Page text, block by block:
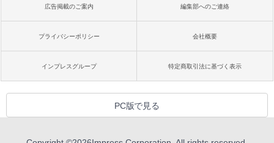
広告掲載のご案内 編集部へのご連絡
プライバシーポリシー 会社概要
インプレスグループ 特定商取引法に基づく表示
PC版で見る